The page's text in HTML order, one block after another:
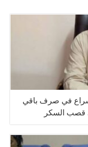
في صرف باقي
قصب السكر